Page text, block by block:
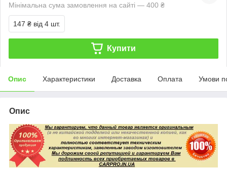
Мінімальна сума замовлення на сайті — 400 ₴
147 ₴ від 4 шт.
Купити
Опис Характеристики Доставка Оплата Умови
Опис